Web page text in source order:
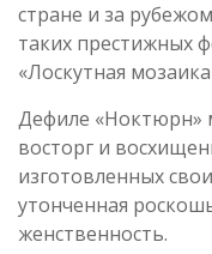
стране и за
таких престижных
«Лоскутная
Дефиле «Ноктюрн»
восторг и
изготовленных
утонченная
женственность.